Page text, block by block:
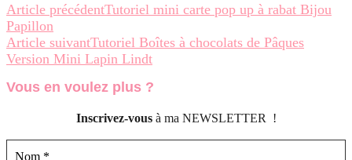
Navigation
d’article
Article précédentTutoriel mini carte pop up à rabat Bijou
Papillon
Article suivantTutoriel Boîtes à chocolats de Pâques
Version Mini Lapin Lindt
Vous en voulez plus ?
Inscrivez-vousà ma NEWSLETTER !